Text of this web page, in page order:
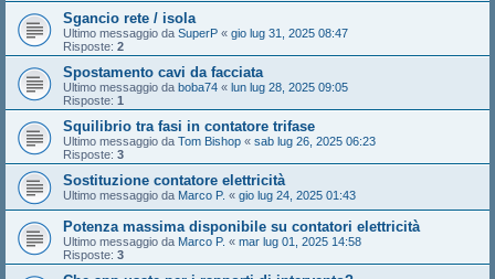
Sgancio rete / isola
Ultimo messaggio da SuperP « gio lug 31, 2025 08:47
Risposte: 2
Spostamento cavi da facciata
Ultimo messaggio da boba74 « lun lug 28, 2025 09:05
Risposte: 1
Squilibrio tra fasi in contatore trifase
Ultimo messaggio da Tom Bishop « sab lug 26, 2025 06:23
Risposte: 3
Sostituzione contatore elettricità
Ultimo messaggio da Marco P. « gio lug 24, 2025 01:43
Potenza massima disponibile su contatori elettricità
Ultimo messaggio da Marco P. « mar lug 01, 2025 14:58
Risposte: 3